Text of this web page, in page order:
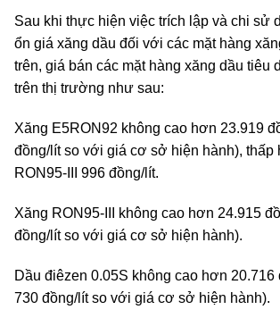
Sau khi thực hiện việc trích lập và chi sử
ổn giá xăng dầu đối với các mặt hàng
trên, giá bán các mặt hàng xăng dầu tiêu
trên thị trường như sau:
Xăng E5RON92 không cao hơn 23.919
đồng/lít so với giá cơ sở hiện hành), thấp
RON95-III 996 đồng/lít.
Xăng RON95-III không cao hơn 24.915
đồng/lít so với giá cơ sở hiện hành).
Dầu điêzen 0.05S không cao hơn 20.716
730 đồng/lít so với giá cơ sở hiện hành).